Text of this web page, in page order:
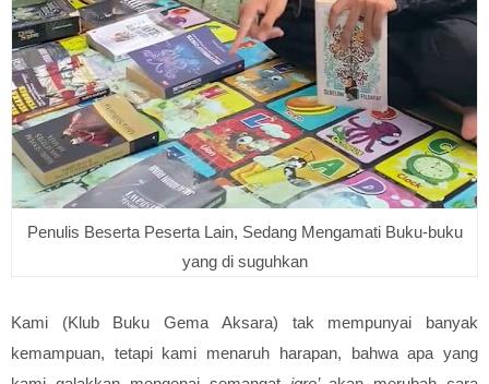
Penulis Beserta Peserta Lain, Sedang Mengamati Buku-buku
yang di suguhkan
Kami (Klub Buku Gema Aksara) tak mempunyai banyak
kemampuan, tetapi kami menaruh harapan, bahwa apa yang